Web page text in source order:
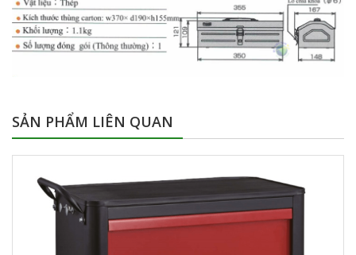
SẢN PHẨM LIÊN QUAN